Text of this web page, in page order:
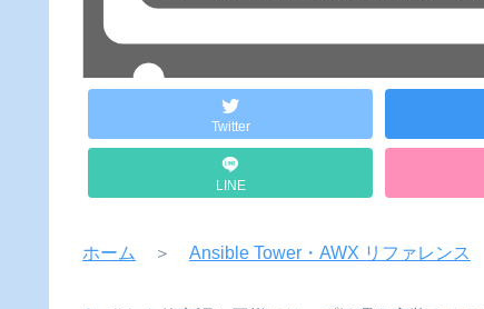
Twitter
LINE
ホーム ＞ Ansible Tower・AWX リファレンス